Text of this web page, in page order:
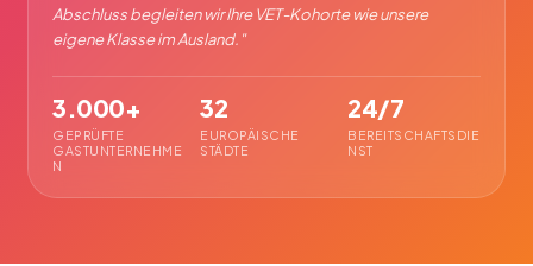
Abschluss begleiten wir Ihre VET-Kohorte wie unsere
eigene Klasse im Ausland. "
3.000+
GEPRÜFTE
GASTUNTERNEHME
N
32
EUROPÄISCHE
STÄDTE
24/7
BEREITSCHAFTSDIE
NST